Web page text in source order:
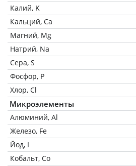
Калий, K
Кальций, Ca
Магний, Mg
Натрий, Na
Сера, S
Фосфор, P
Хлор, Cl
Микроэлементы
Алюминий, Al
Железо, Fe
Йод, I
Кобальт, Co